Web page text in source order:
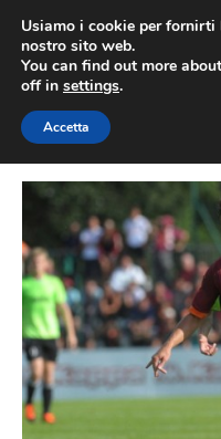
contenuto
Usiamo i cookie per fornirti
nostro sito web.
You can find out more
off in settings.
Accetta